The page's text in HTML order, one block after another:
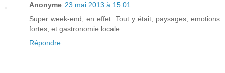
Anonyme 23 mai 2013 à 15:01
Super week-end, en effet. Tout y était, paysages, emotions
fortes, et gastronomie locale
Répondre